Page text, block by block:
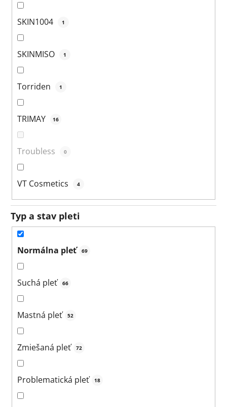
SKIN1004 1
SKINMISO 1
Torriden 1
TRIMAY 16
Troubless 0
VT Cosmetics 4
Typ a stav pleti
Normálna pleť 69
Suchá pleť 66
Mastná pleť 52
Zmiešaná pleť 72
Problematická pleť 18